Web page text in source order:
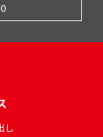
し